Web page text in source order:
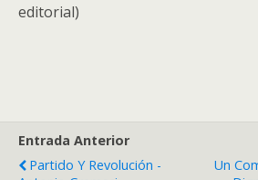
editorial)
Entrada Anterior
Partido Y Revolución -
Un